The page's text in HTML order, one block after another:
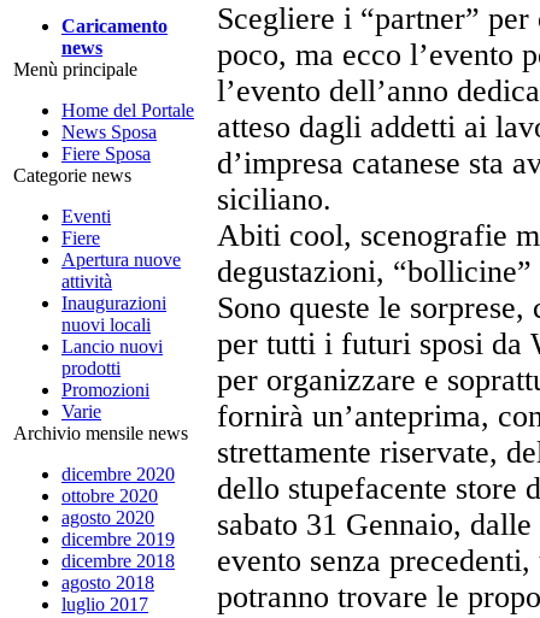
Caricamento
news
Menù principale
Home del Portale
News Sposa
Fiere Sposa
Categorie news
Eventi
Fiere
Apertura nuove
attività
Inaugurazioni
nuovi locali
Lancio nuovi
prodotti
Promozioni
Varie
Archivio mensile news
dicembre 2020
ottobre 2020
agosto 2020
dicembre 2019
dicembre 2018
agosto 2018
luglio 2017
Scegliere i “partner”
poco, ma ecco l’evento
l’evento dell’anno
atteso dagli addetti ai
d’impresa catanese sta
siciliano.
Abiti cool, scenografie
degustazioni,
Sono queste le
per tutti i futuri sposi da
per organizzare e
fornirà un’anteprima,
strettamente riservate,
dello stupefacente store
sabato 31 Gennaio,
evento senza
potranno trovare le